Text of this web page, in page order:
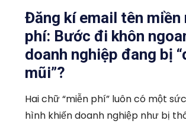
Đăng kí email tên miền
phí: Bước đi khôn
doanh nghiệp đang bị
mũi”?
Hai chữ “miễn phí” luôn có một
hình khiến doanh nghiệp như bị